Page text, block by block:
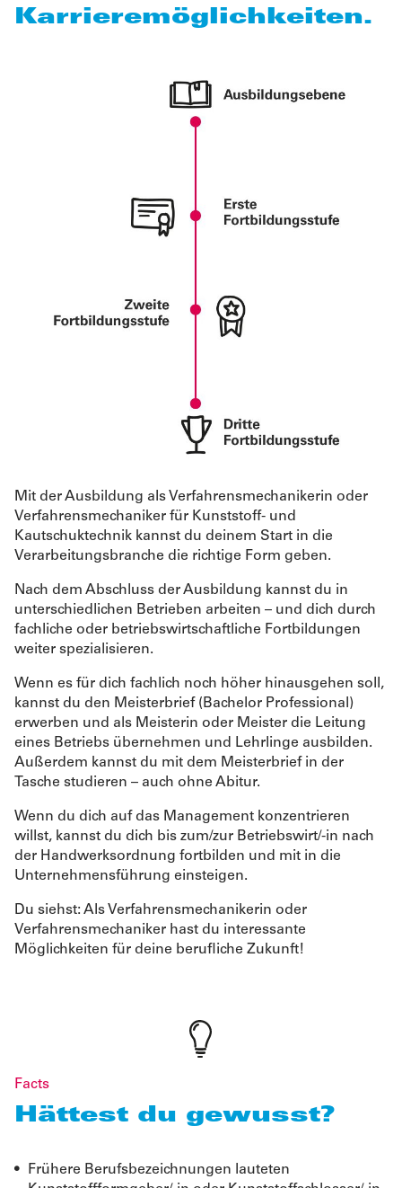
Karrieremöglichkeiten.
Mit der Ausbildung als Verfahrensmechanikerin oder
Verfahrensmechaniker für Kunststoff- und
Kautschuktechnik kannst du deinem Start in die
Verarbeitungsbranche die richtige Form geben.
Nach dem Abschluss der Ausbildung kannst du in
unterschiedlichen Betrieben arbeiten – und dich durch
fachliche oder betriebswirtschaftliche Fortbildungen
weiter spezialisieren.
Wenn es für dich fachlich noch höher hinausgehen soll,
kannst du den Meisterbrief (Bachelor Professional)
erwerben und als Meisterin oder Meister die Leitung
eines Betriebs übernehmen und Lehrlinge ausbilden.
Außerdem kannst du mit dem Meisterbrief in der
Tasche studieren – auch ohne Abitur.
Wenn du dich auf das Management konzentrieren
willst, kannst du dich bis zum/zur Betriebswirt/-in nach
der Handwerksordnung fortbilden und mit in die
Unternehmensführung einsteigen.
Du siehst: Als Verfahrensmechanikerin oder
Verfahrensmechaniker hast du interessante
Möglichkeiten für deine berufliche Zukunft!
Facts
Hättest du gewusst?
Frühere Berufsbezeichnungen lauteten